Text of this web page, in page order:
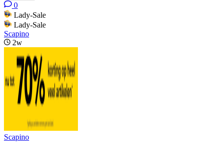
0
Lady-Sale
Lady-Sale
Scapino
2w
Scapino